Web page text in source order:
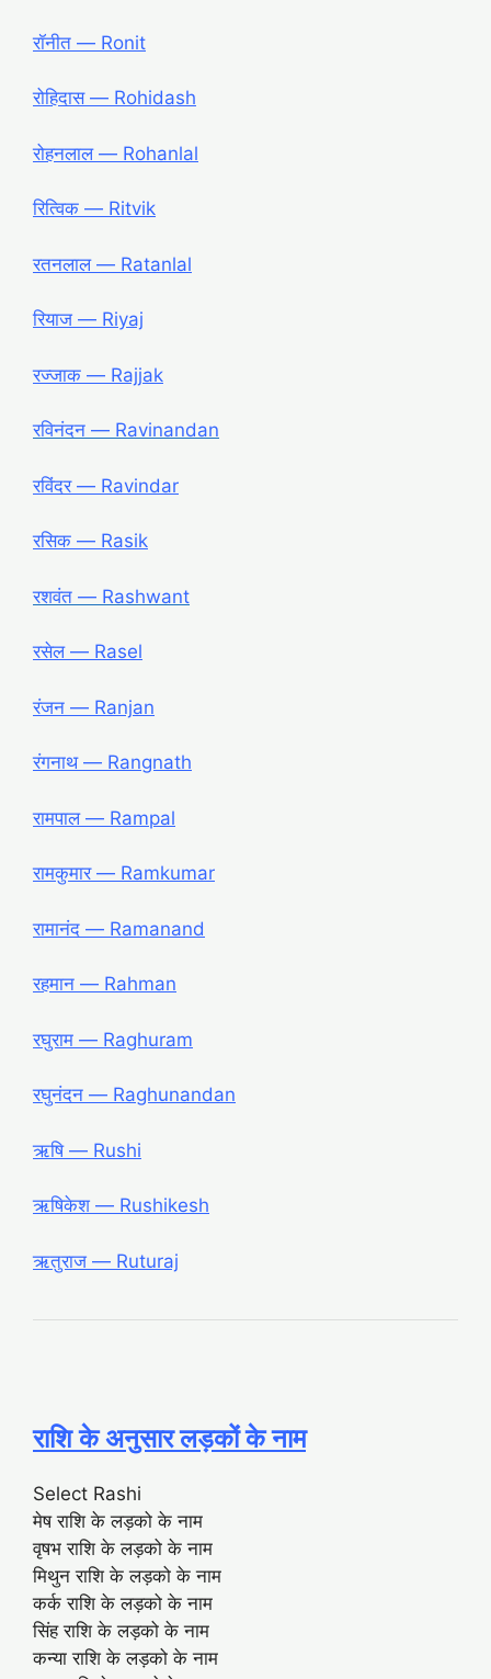
रॉनीत ― Ronit
रोहिदास ― Rohidash
रोहनलाल ― Rohanlal
रित्विक ― Ritvik
रतनलाल ― Ratanlal
रियाज ― Riyaj
रज्जाक ― Rajjak
रविनंदन ― Ravinandan
रविंदर ― Ravindar
रसिक ― Rasik
रशवंत ― Rashwant
रसेल ― Rasel
रंजन ― Ranjan
रंगनाथ ― Rangnath
रामपाल ― Rampal
रामकुमार ― Ramkumar
रामानंद ― Ramanand
रहमान ― Rahman
रघुराम ― Raghuram
रघुनंदन ― Raghunandan
ऋषि ― Rushi
ऋषिकेश ― Rushikesh
ऋतुराज ― Ruturaj
राशि के अनुसार लड़कों के नाम
Select Rashi
मेष राशि के लड़को के नाम
वृषभ राशि के लड़को के नाम
मिथुन राशि के लड़को के नाम
कर्क राशि के लड़को के नाम
सिंह राशि के लड़को के नाम
कन्या राशि के लड़को के नाम